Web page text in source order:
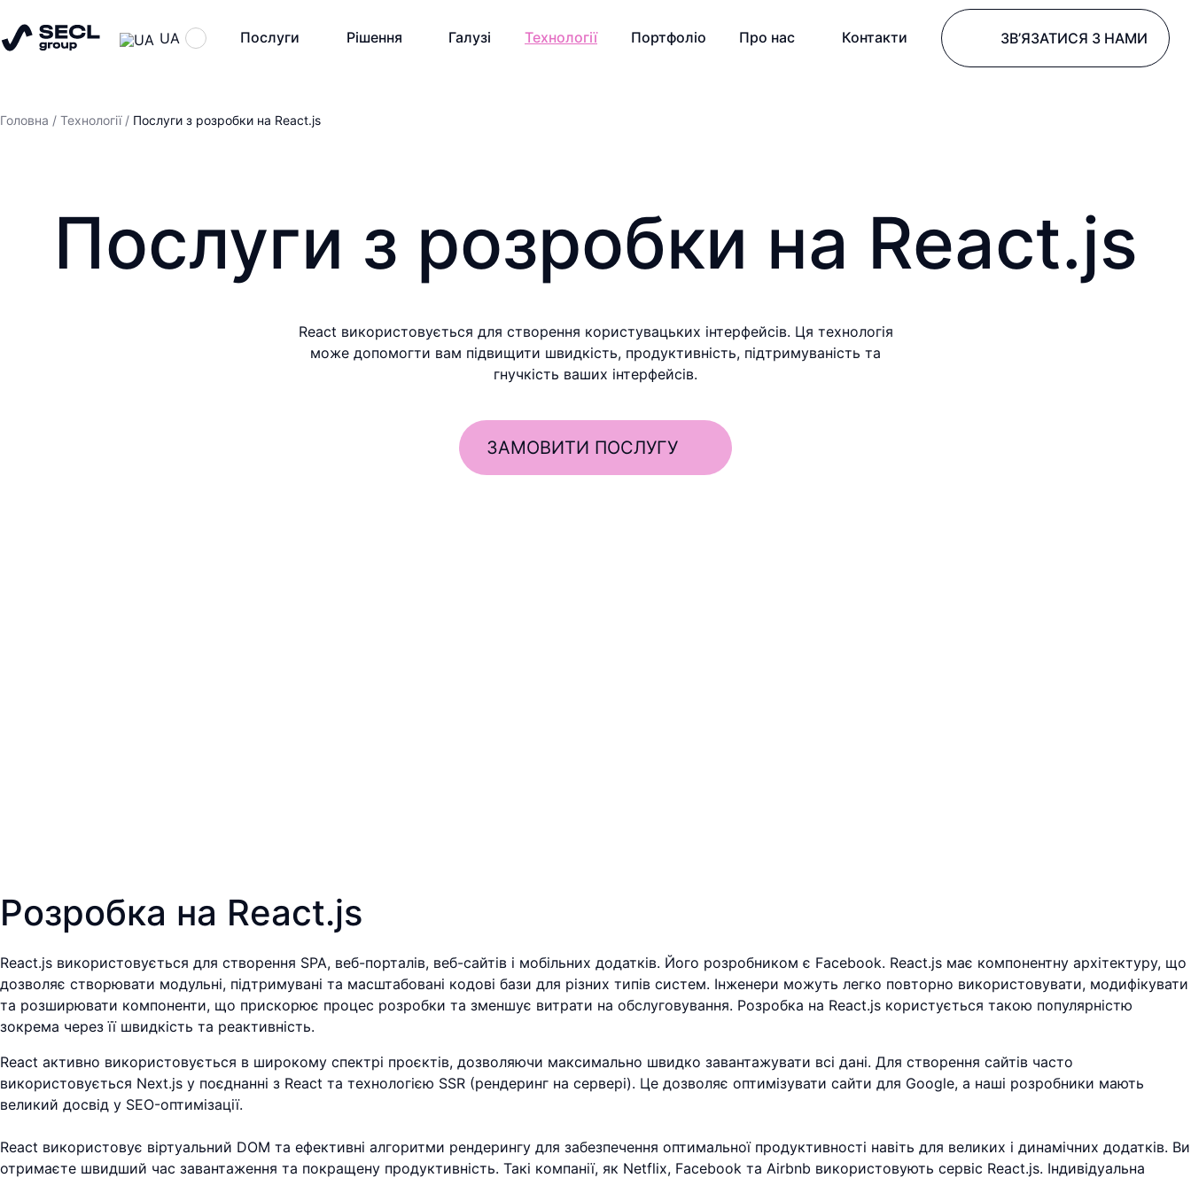
UA Послуги Рішення Галузі Технології Портфоліо Про нас Контакти ЗВ’ЯЗАТИСЯ З НАМИ
Головна / Технології/ Послуги з розробки на React.js
Послуги з розробки на React.js
React використовується для створення користувацьких інтерфейсів. Ця технологія
може допомогти вам підвищити швидкість, продуктивність, підтримуваність та
гнучкість ваших інтерфейсів.
ЗАМОВИТИ ПОСЛУГУ
Розробка на React.js
React.js використовується для створення SPA, веб-порталів, веб-сайтів і мобільних додатків. Його розробником є Facebook. React.js має компонентну архітектуру, що
дозволяє створювати модульні, підтримувані та масштабовані кодові бази для різних типів систем. Інженери можуть легко повторно використовувати, модифікувати
та розширювати компоненти, що прискорює процес розробки та зменшує витрати на обслуговування. Розробка на React.js користується такою популярністю
зокрема через її швидкість та реактивність.
React активно використовується в широкому спектрі проєктів, дозволяючи максимально швидко завантажувати всі дані. Для створення сайтів часто
використовується Next.js у поєднанні з React та технологією SSR (рендеринг на сервері). Це дозволяє оптимізувати сайти для Google, а наші розробники мають
великий досвід у SEO-оптимізації.
React використовує віртуальний DOM та ефективні алгоритми рендерингу для забезпечення оптимальної продуктивності навіть для великих і динамічних додатків. Ви
отримаєте швидший час завантаження та покращену продуктивність. Такі компанії, як Netflix, Facebook та Airbnb використовують сервіс React.js. Індивідуальна